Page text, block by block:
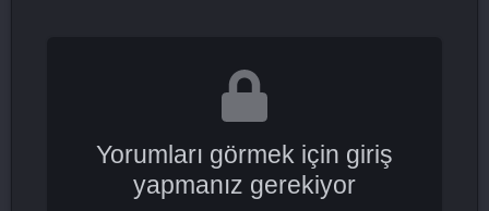
Yorumları görmek için giriş
yapmanız gerekiyor